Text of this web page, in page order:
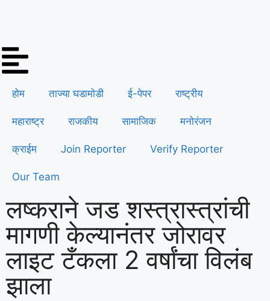
होम ताज्या घडामोडी ई-पेपर राष्ट्रीय
महाराष्ट्र राजकीय सामाजिक मनोरंजन
क्राईम Join Reporter Verify Reporter
Our Team
लष्कराने जड शस्त्रास्त्रांची
मागणी केल्यानंतर जोरावर
लाइट टँकला 2 वर्षांचा विलंब
झाला